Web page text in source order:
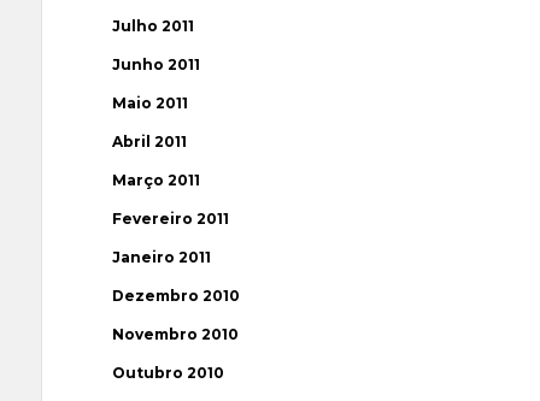
Julho 2011
Junho 2011
Maio 2011
Abril 2011
Março 2011
Fevereiro 2011
Janeiro 2011
Dezembro 2010
Novembro 2010
Outubro 2010